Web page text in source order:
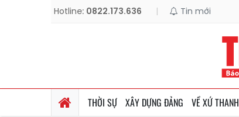
Hotline: 0822.173.636 | Tin mới
THỜI SỰ XÂY DỰNG ĐẢNG VỀ XỨ THANH